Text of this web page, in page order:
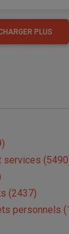
PLUS
services
(2437)
personnels